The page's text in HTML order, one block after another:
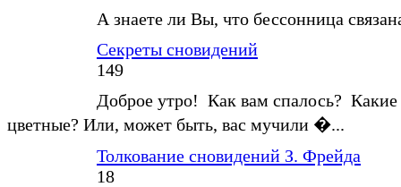
А знаете ли Вы, что бессонница
Секреты сновидений
149
Доброе утро! Как вам спалось?
цветные? Или, может быть, вас мучили �...
Толкование сновидений З. Фрейда
18